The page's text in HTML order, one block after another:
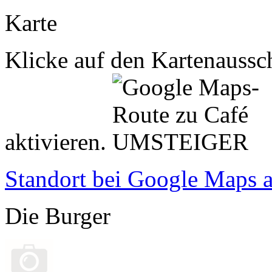
Karte
Klicke auf den
aktivieren.
Standort bei Google Maps
Die Burger